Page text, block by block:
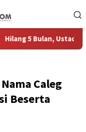
Ustadz Ujang
Caleg
Beserta